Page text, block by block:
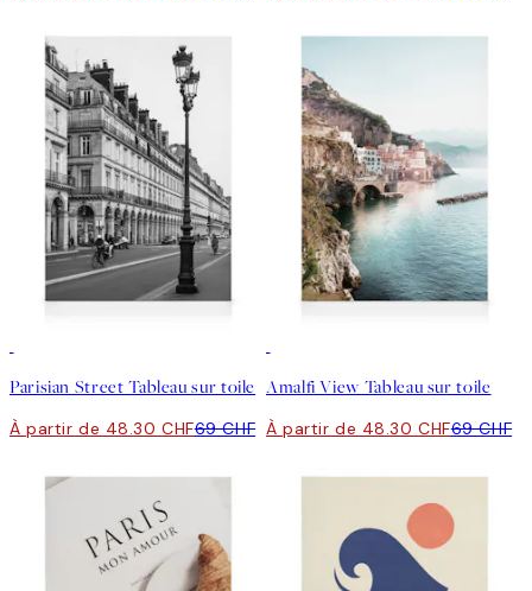
Parisian Street Tableau sur toile
À partir de 48.30 CHF69 CHF
Amalfi View Tableau sur toile
À partir de 48.30 CHF69 CHF